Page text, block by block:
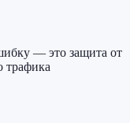
— это защита от
трафика